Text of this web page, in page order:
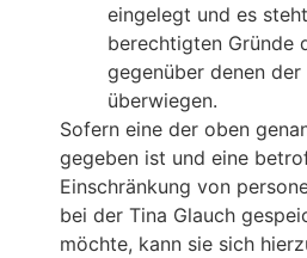
eingelegt und es
berechtigten Gründe
gegenüber denen
überwiegen.
Sofern eine der oben
gegeben ist und eine
Einschränkung von
bei der Tina Glauch
möchte, kann sie sich